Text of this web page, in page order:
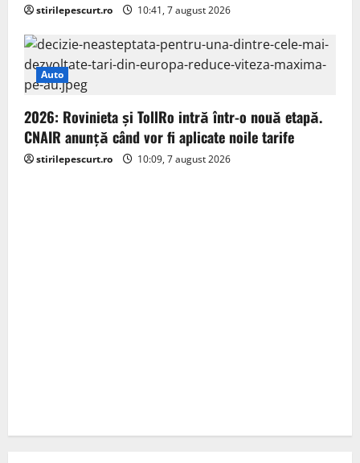
stirilepescurt.ro 10:41, 7 august 2026
Auto
2026: Rovinieta și TollRo intră într-o nouă etapă.
CNAIR anunță când vor fi aplicate noile tarife
stirilepescurt.ro 10:09, 7 august 2026